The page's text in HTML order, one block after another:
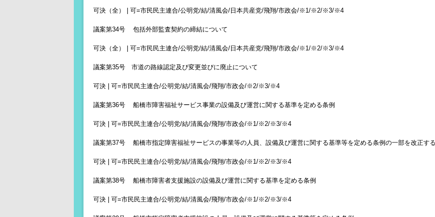
可決（全） | 可=市民民主連合/公明党/結/清風会/日本共産党/飛翔/市政会/※1/※2/※3/※4
議案第34号 包括外部監査契約の締結について
可決（全） | 可=市民民主連合/公明党/結/清風会/日本共産党/飛翔/市政会/※1/※2/※3/※4
議案第35号 市道の路線認定及び変更並びに廃止について
可決 | 可=市民民主連合/公明党/結/清風会/飛翔/市政会/※2/※3/※4
議案第36号 船橋市障害福祉サービス事業の設備及び運営に関する基準を定める条例
可決 | 可=市民民主連合/公明党/結/清風会/飛翔/市政会/※1/※2/※3/※4
議案第37号 船橋市指定障害福祉サービスの事業等の人員、設備及び運営に関する基準等を定める条例の一部を改正す
可決 | 可=市民民主連合/公明党/結/清風会/飛翔/市政会/※1/※2/※3/※4
議案第38号 船橋市障害者支援施設の設備及び運営に関する基準を定める条例
可決 | 可=市民民主連合/公明党/結/清風会/飛翔/市政会/※1/※2/※3/※4